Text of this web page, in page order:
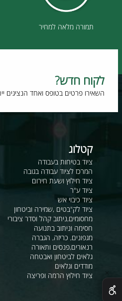
תמורה מלאה למחיר
חדש?
פרטים בטופס ואחד הנציגים ייחזור
ציוד בטיחות בעבודה
המרכז לציוד עבודה בגובה
ציוד חילוץ ושעת חירום
ציוד כיבוי אש
ציוד לק"בטים ,שמירה וביטחון
מחסומים,ניתוב קהל וסדר ציבורי
חסימה וניתוב בתנועה
מגפונים, כריזה, הגברה
רנאורים,פנסים ותאורה
גלאים לביטחון ואבטחה